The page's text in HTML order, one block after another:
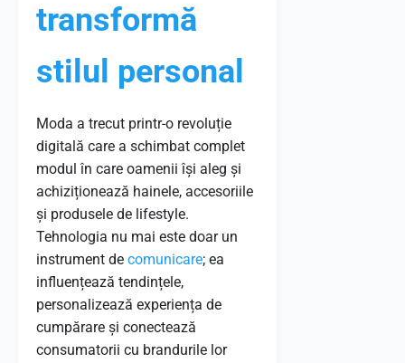
transformă
stilul personal
Moda a trecut printr-o revoluție
digitală care a schimbat complet
modul în care oamenii își aleg și
achiziționează hainele, accesoriile
și produsele de lifestyle.
Tehnologia nu mai este doar un
instrument de comunicare; ea
influențează tendințele,
personalizează experiența de
cumpărare și conectează
consumatorii cu brandurile lor